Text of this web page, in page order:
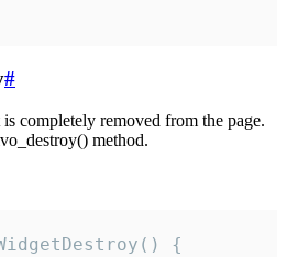
#
completely removed from the page.
method.
{